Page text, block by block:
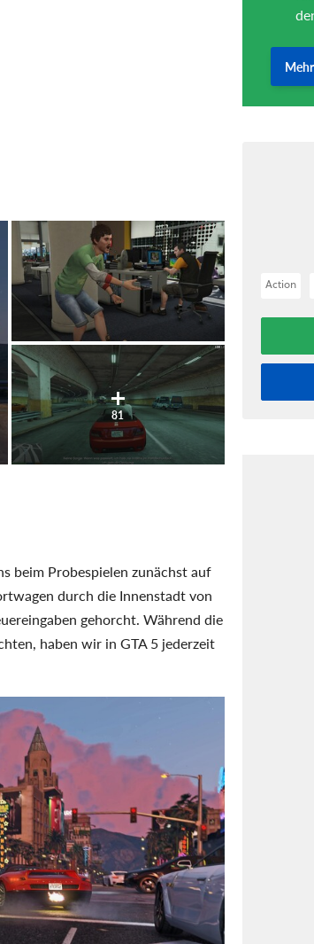
81
beim Probespielen zunächst auf
durch die Innenstadt von
gehorcht. Während die
haben wir in GTA 5 jederzeit
Action